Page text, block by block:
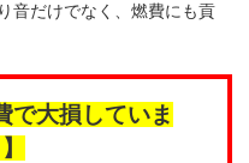
音だけでなく、燃費にも貢
で大損していま